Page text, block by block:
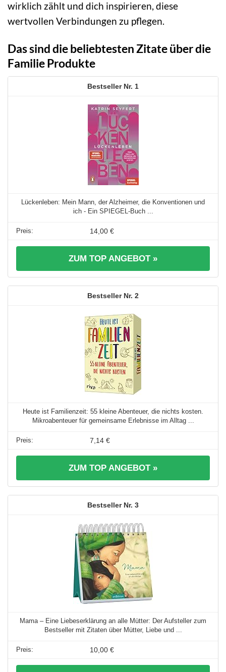
wirklich zählt und dich inspirieren, diese
wertvollen Verbindungen zu pflegen.
Das sind die beliebtesten Zitate über die
Familie Produkte
1
Lückenleben: Mein Mann, der Alzheimer, die Konventionen und
ich - Ein SPIEGEL-Buch ...
14,00 €
ZUM TOP ANGEBOT »
2
Heute ist Familienzeit: 55 kleine Abenteuer, die nichts kosten.
Mikroabenteuer für gemeinsame Erlebnisse im Alltag ...
7,14 €
ZUM TOP ANGEBOT »
3
Mama – Eine Liebeserklärung an alle Mütter: Der Aufsteller zum
Bestseller mit Zitaten über Mütter, Liebe und ...
10,00 €